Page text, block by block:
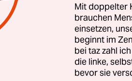
erklärte, die beiden
gezeigt, dass in
des Vertrages bestätigt
Neue Start-Vertrag
Februar aus. Dann fallen
Mit doppelter
brauchen
einsetzen,
beginnt im
bei taz zahl
die linke,
bevor sie